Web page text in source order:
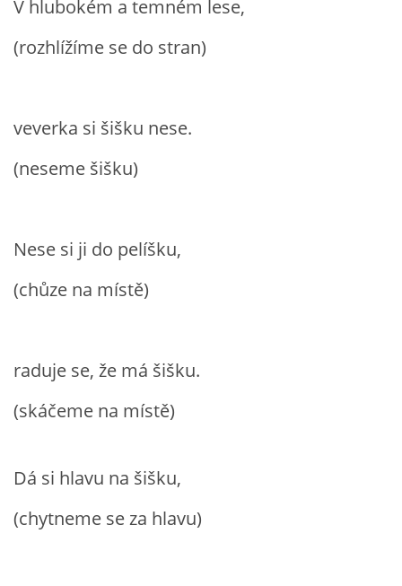
VZDĚLÁVACÍ BLOK LEDEN
VZDĚLÁVACÍ BLOK BŘEZEN
VZDĚLÁVACÍ BLOK DUBEN
VÝTVARNÉ TECHNIKY
VÝTVARNÉ POMŮCKY
V hlubokém a temném lese,
(rozhlížíme se do stran)
veverka si šišku nese.
(neseme šišku)
Nese si ji do pelíšku,
(chůze na místě)
raduje se, že má šišku.
(skáčeme na místě)
Dá si hlavu na šišku,
(chytneme se za hlavu)